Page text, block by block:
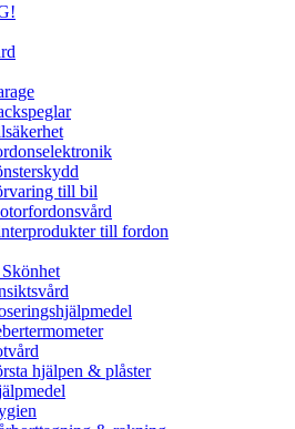
till bil
till fordon
hjälpen & plåster